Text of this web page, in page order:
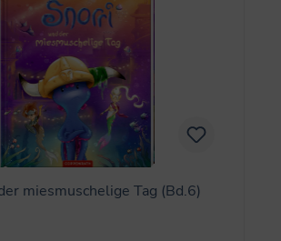
miesmuschelige Tag (Bd.6)